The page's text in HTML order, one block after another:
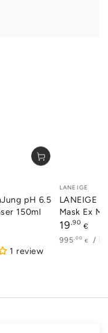
pH 6.5
150ml
1 review
Verkäufer/
LANEIGE
LANEIGE
Mask Ex
Regulärer
Preis
19,90 €
Stückpreis
995 ,00 € /